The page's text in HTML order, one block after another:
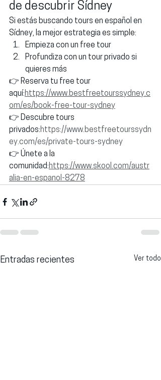
de descubrir Sídney
Si estás buscando tours en español en
Sídney, la mejor estrategia es simple:
Empieza con un free tour
Profundiza con un tour privado si
quieres más
👉 Reserva tu free tour
aquí:https://www.bestfreetourssydney.c
om/es/book-free-tour-sydney
👉 Descubre tours
privados:https://www.bestfreetourssydn
ey.com/es/private-tours-sydney
👉 Únete a la
comunidad:https://www.skool.com/austr
alia-en-espanol-8278
Entradas recientes Ver todo